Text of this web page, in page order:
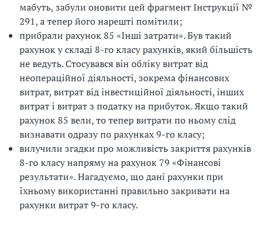
мабуть, забули оновити цей фрагмент Інструкції №
291, а тепер його нарешті помітили;
прибрали рахунок 85 «Інші затрати». Був такий
рахунок у складі 8-го класу рахунків, який більшість
не ведуть. Стосувався він обліку витрат від
неопераційної діяльності, зокрема фінансових
витрат, витрат від інвестиційної діяльності, інших
витрат і витрат з податку на прибуток. Якщо такий
рахунок 85 вели, то тепер витрати по ньому слід
визнавати одразу по рахунках 9-го класу;
вилучили згадки про можливість закриття рахунків
8-го класу напряму на рахунок 79 «Фінансові
результати». Нагадуємо, що дані рахунки при
їхньому використанні правильно закривати на
рахунки витрат 9-го класу.